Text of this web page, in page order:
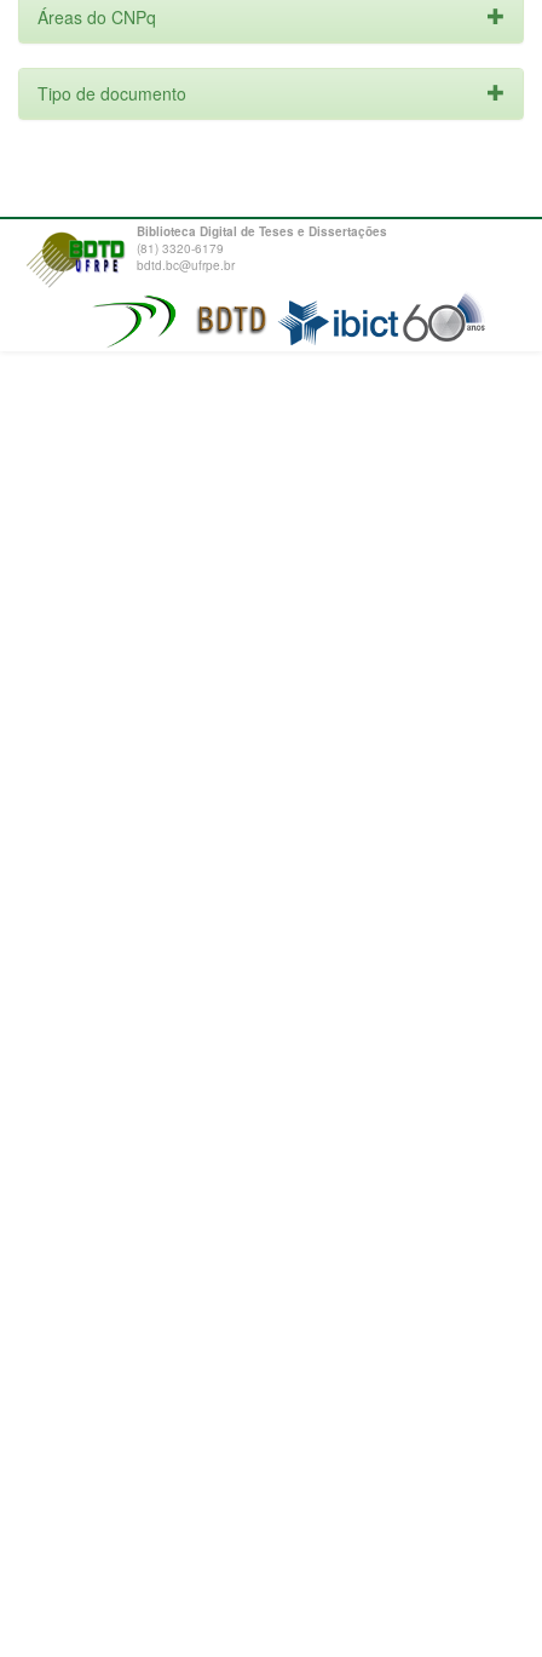
Áreas do CNPq
Tipo de documento
Biblioteca Digital de Teses e Dissertações
(81) 3320-6179
bdtd.bc@ufrpe.br